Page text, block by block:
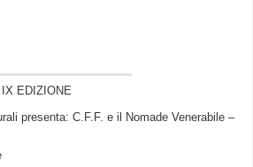
EDIZIONE
presenta: C.F.F. e il Nomade Venerabile –